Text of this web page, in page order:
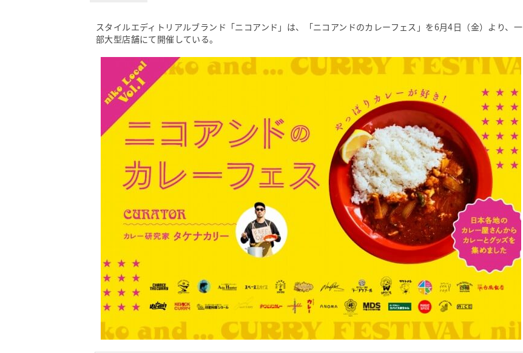
スタイルエディトリアルブランド「ニコアンド」は、「ニコアンドのカレーフェス」を6月4日（金）より、一
部大型店舗にて開催している。